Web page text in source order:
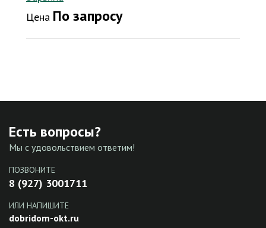
Цена По запросу
Есть вопросы?
Мы с удовольствием ответим!
ПОЗВОНИТЕ
8 (927) 3001711
ИЛИ НАПИШИТЕ
dobridom-okt.ru